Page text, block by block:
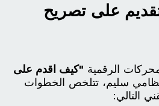
على تصريح
الرقمية "كيف اقدم على
سليم، تتلخص الخطوات
التالي: